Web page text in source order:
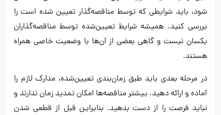
شود، باید شرایطی که توسط مناقصه‌گذار تعیین شده است را
بررسی کنید. همیشه شرایط تعیین‌شده توسط مناقصه‌گذاران
یکسان نیست و گاهی بعضی از آن‌ها با وضعیت خاصی همراه
هستند.
در مرحله بعدی باید طبق زمان‌بندی تعیین‌شده، مدارک لازم را
آماده و ارائه دهید. بیشتر مناقصه‌ها امکان تمدید زمان ندارند و
نباید فرصت را از دست بدهید. بنابراین قبل از قطعی شدن